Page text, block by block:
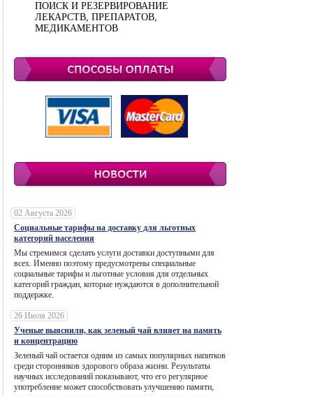
ПОИСК И РЕЗЕРВИРОВАНИЕ
ЛЕКАРСТВ, ПРЕПАРАТОВ,
МЕДИКАМЕНТОВ
02 Августа 2026
Социальные тарифы на доставку для льготных
категорий населения
Мы стремимся сделать услуги доставки доступными для
всех. Именно поэтому предусмотрены специальные
социальные тарифы и льготные условия для отдельных
категорий граждан, которые нуждаются в дополнительной
поддержке.
26 Июля 2026
Ученые выяснили, как зеленый чай влияет на память
и концентрацию
Зеленый чай остается одним из самых популярных напитков
среди сторонников здорового образа жизни. Результаты
научных исследований показывают, что его регулярное
употребление может способствовать улучшению памяти,